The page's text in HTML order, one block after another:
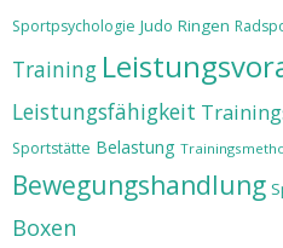
Sportpsychologie Judo Ringen
Training
Leistungsfähigkeit
Sportstätte Belastung
Bewegungshandlung
Boxen